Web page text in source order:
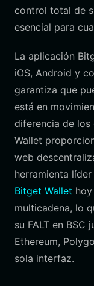
control total de
esencial para
La aplicación
iOS, Android y
garantiza que
está en
diferencia de los
Wallet
web
herramienta
Bitget Wallet
multicadena, lo
su FALT en
Ethereum,
sola interfaz.